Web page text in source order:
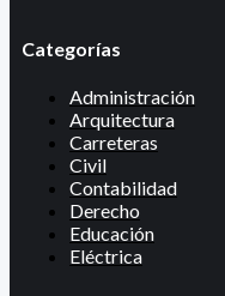
Categorías
Administración
Arquitectura
Carreteras
Civil
Contabilidad
Derecho
Educación
Eléctrica